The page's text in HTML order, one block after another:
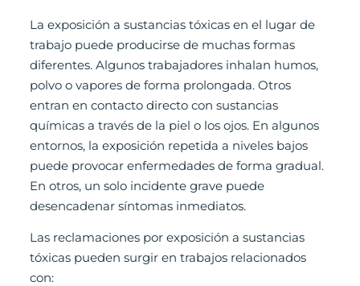
La exposición a sustancias tóxicas en el lugar de
trabajo puede producirse de muchas formas
diferentes. Algunos trabajadores inhalan humos,
polvo o vapores de forma prolongada. Otros
entran en contacto directo con sustancias
químicas a través de la piel o los ojos. En algunos
entornos, la exposición repetida a niveles bajos
puede provocar enfermedades de forma gradual.
En otros, un solo incidente grave puede
desencadenar síntomas inmediatos.
Las reclamaciones por exposición a sustancias
tóxicas pueden surgir en trabajos relacionados
con: